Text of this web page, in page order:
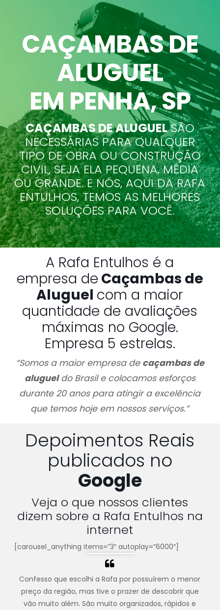
CAÇAMBAS DE
ALUGUEL
EM PENHA, SP
CAÇAMBAS DE ALUGUELSÃO
NECESSÁRIAS PARA QUALQUER
TIPO DE OBRA OU CONSTRUÇÃO
CIVIL, SEJA ELA PEQUENA, MÉDIA
OU GRANDE. E NÓS, AQUI DA RAFA
ENTULHOS, TEMOS AS MELHORES
SOLUÇÕES PARA VOCÊ.
A Rafa Entulhos é a
empresa de Caçambas de
Aluguel com a maior
quantidade de avaliações
máximas no Google.
Empresa 5 estrelas.
“Somos a maior empresa de caçambas de
alugueldo Brasil e colocamos esforços
durante 20 anos para atingir a excelência
que temos hoje em nossos serviços.”
Depoimentos Reais
publicados no
Google
Veja o que nossos clientes
dizem sobre a Rafa Entulhos na
internet
[carousel_anything items=”3″ autoplay=”6000″]
Confesso que escolhi a Rafa por possuírem o menor
preço da região, mas tive o prazer de descobrir que
vão muito além. São muito organizados, rápidos e